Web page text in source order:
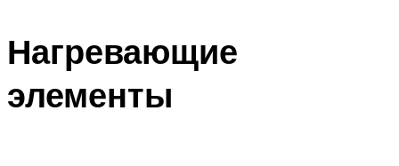
Нагревающие
элементы